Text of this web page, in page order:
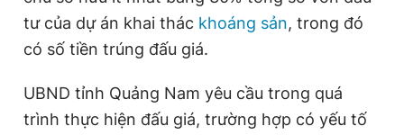
tư của dự án khai thác khoáng sản, trong đó
có số tiền trúng đấu giá.
UBND tỉnh Quảng Nam yêu cầu trong quá
trình thực hiện đấu giá, trường hợp có yếu tố